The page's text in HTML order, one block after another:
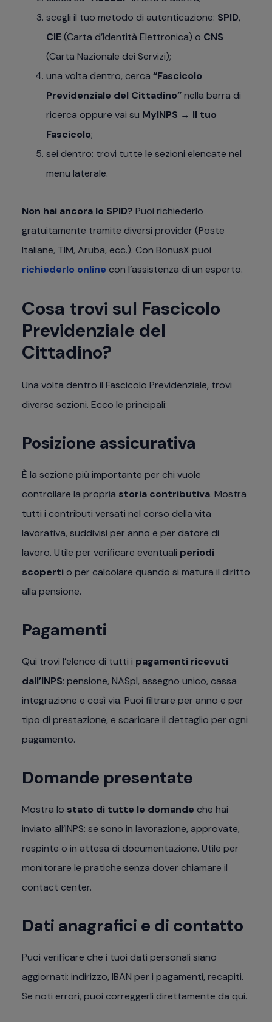
scegli il tuo metodo di autenticazione: SPID,
CIE(Carta d’Identità Elettronica) o CNS
(Carta Nazionale dei Servizi);
una volta dentro, cerca “Fascicolo
Previdenziale del Cittadino”nella barra di
ricerca oppure vai su MyINPS → Il tuo
Fascicolo;
sei dentro: trovi tutte le sezioni elencate nel
menu laterale.
Non hai ancora lo SPID? Puoi richiederlo
gratuitamente tramite diversi provider (Poste
Italiane, TIM, Aruba, ecc.). Con BonusX puoi
richiederlo online con l’assistenza di un esperto.
Cosa trovi sul Fascicolo
Previdenziale del
Cittadino?
Una volta dentro il Fascicolo Previdenziale, trovi
diverse sezioni. Ecco le principali:
Posizione assicurativa
È la sezione più importante per chi vuole
controllare la propria storia contributiva. Mostra
tutti i contributi versati nel corso della vita
lavorativa, suddivisi per anno e per datore di
lavoro. Utile per verificare eventuali periodi
scoperti o per calcolare quando si matura il diritto
alla pensione.
Pagamenti
Qui trovi l’elenco di tutti i pagamenti ricevuti
dall’INPS: pensione, NASpI, assegno unico, cassa
integrazione e così via. Puoi filtrare per anno e per
tipo di prestazione, e scaricare il dettaglio per ogni
pagamento.
Domande presentate
Mostra lo stato di tutte le domande che hai
inviato all’INPS: se sono in lavorazione, approvate,
respinte o in attesa di documentazione. Utile per
monitorare le pratiche senza dover chiamare il
contact center.
Dati anagrafici e di contatto
Puoi verificare che i tuoi dati personali siano
aggiornati: indirizzo, IBAN per i pagamenti, recapiti.
Se noti errori, puoi correggerli direttamente da qui.